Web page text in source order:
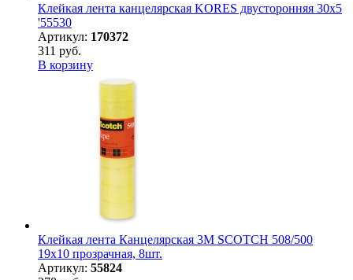
Клейкая лента канцелярская KORES двусторонняя 30х5
'55530
Артикул: 170372
311 руб.
В корзину
Клейкая лента Канцелярская 3M SCOTCH 508/500
19х10 прозрачная, 8шт.
Артикул: 55824